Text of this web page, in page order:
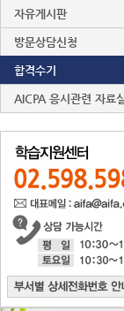
자유게시판
방문상담신청
합격수기
AICPA 응시관련 자료